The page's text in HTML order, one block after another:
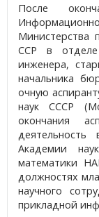
После
Министерства
ССР в
инженера,
начальника
очную
наук СССР
окончания
Академии
математики
должностях
научного
прикладной